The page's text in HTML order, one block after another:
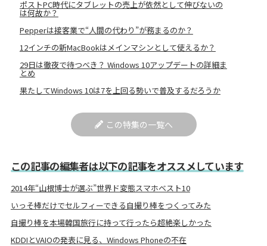
ポストPC時代にタブレットの売上が依然として伸びないの
は何故か？
Pepperは接客業で“人間の代わり”が務まるのか？
12インチの新MacBookはメインマシンとして使えるか？
29日は徹夜で待つべき？ Windows 10アップデートの詳細ま
とめ
果たしてWindows 10は7を上回る勢いで普及するだろうか
この特集の一覧へ
この記事の編集者は以下の記事をオススメしています
2014年“山根博士が選ぶ”世界ド変態スマホベスト10
いっそ棒だけでセルフィーできる自撮り棒をつくってみた
自撮り棒を本場韓国旅行に持って行ったら超絶楽しかった
KDDIとVAIOの発表に見る、Windows Phoneの不在